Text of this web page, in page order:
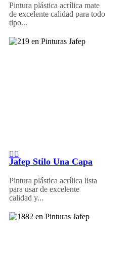
Pintura plástica acrílica mate
de excelente calidad para todo
tipo...
Jafep Stilo Una Capa
Pintura plástica acrílica lista
para usar de excelente
calidad y...